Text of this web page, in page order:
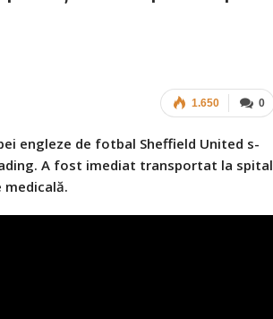
0
1.650
engleze de fotbal Sheffield United s-
A fost imediat transportat la spital
medicală.